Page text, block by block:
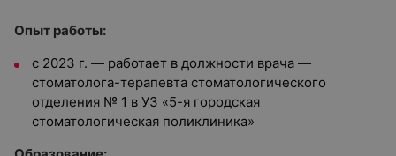
Опыт работы:
с 2023 г. — работает в должности врача —
стоматолога-терапевта стоматологического
отделения № 1 в УЗ «5-я городская
стоматологическая поликлиника»